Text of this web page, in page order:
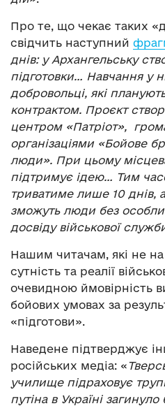
Про те, що чекає таких
свідчить наступний
днів: у Архангельську
підготовки… Навчання у
добровольці, які
контрактом. Проєкт
центром «Патріот»,
організаціями «Бойове
люди». При цьому
підтримує ідею… Тим
триватиме лише 10 днів,
зможуть люди без
досвіду військової
Нашим читачам, які не
сутність та реалії
очевидною ймовірність
бойових умовах за
«підготови».
Наведене підтверджує
російських медіа: «
училище підраховує
путіна в Україні